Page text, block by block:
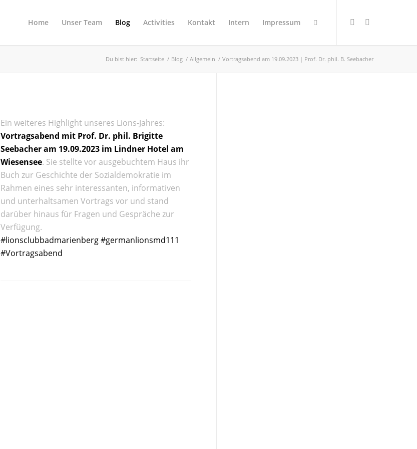
Home Unser Team Blog Activities Kontakt Intern Impressum
Du bist hier: Startseite / Blog / Allgemein / Vortragsabend am 19.09.2023 | Prof. Dr. phil. B. Seebacher
Ein weiteres Highlight unseres Lions-Jahres:
Vortragsabend mit Prof. Dr. phil. Brigitte
Seebacher am 19.09.2023 im Lindner Hotel am
Wiesensee. Sie stellte vor ausgebuchtem Haus ihr
Buch zur Geschichte der Sozialdemokratie im
Rahmen eines sehr interessanten, informativen
und unterhaltsamen Vortrags vor und stand
darüber hinaus für Fragen und Gespräche zur
Verfügung.
#lionsclubbadmarienberg#germanlionsmd111
#Vortragsabend